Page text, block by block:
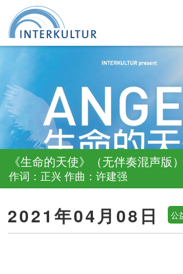
《生命的天使》（无伴奏混声版）
作词：正兴 作曲：许建强
公
2021年04月08日